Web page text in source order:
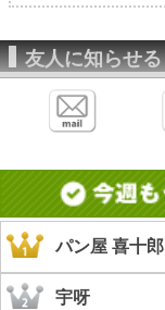
友人に知らせる
パン屋 喜十郎
宇呀